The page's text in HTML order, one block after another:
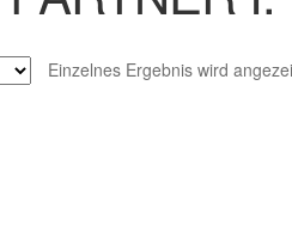
Einzelnes Ergebnis wird